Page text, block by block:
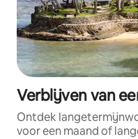
Verblijven van
Ontdek
voor een maand of